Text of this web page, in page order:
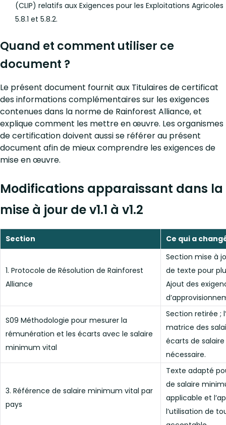
(CLIP) relatifs aux Exigences pour les Exploitations Agricoles
5.8.1 et 5.8.2.
Quand et comment utiliser ce
document ?
Le présent document fournit aux Titulaires de certificat
des informations complémentaires sur les exigences
contenues dans la norme de Rainforest Alliance, et
explique comment les mettre en œuvre. Les organismes
de certification doivent aussi se référer au présent
document afin de mieux comprendre les exigences de
mise en œuvre.
Modifications apparaissant dans la
mise à jour de v1.1 à v1.2
Section Ce qui a
1. Protocole de Résolution de Rainforest
Alliance
Section mise à
de texte pour
Ajout des
S09 Méthodologie pour mesurer la
rémunération et les écarts avec le salaire
minimum vital
Section retirée ;
matrice des
écarts de
nécessaire.
3. Référence de salaire minimum vital par
pays
Texte adapté
de salaire
applicable et
l’utilisation de